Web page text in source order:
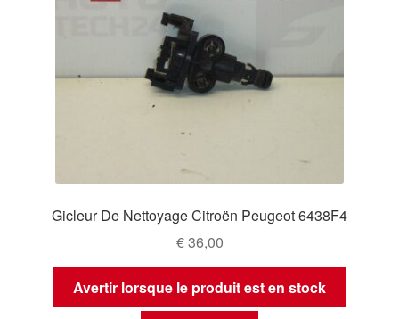
Gicleur De Nettoyage Citroën Peugeot 6438F4
€36,00
Avertir lorsque le produit est en stock